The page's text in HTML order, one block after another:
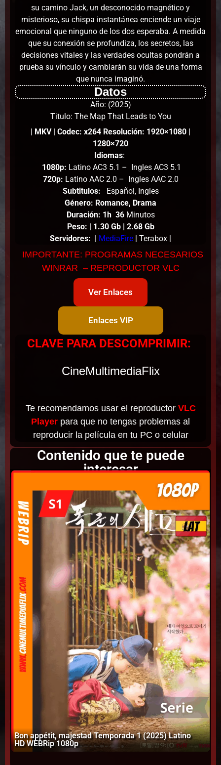
su camino Jack, un desconocido magnético y
misterioso, su chispa instantánea enciende un viaje
emocional que ninguno de los dos esperaba. A medida
que su conexión se profundiza, los secretos, las
decisiones vitales y las verdades ocultas pondrán a
prueba su vínculo y cambiarán su vida de una forma
que nunca imaginó.
Datos
Año: (2025)
Titulo: The Map That Leads to You
| MKV | Codec: x264 Resolución: 1920×1080 |
1280×720
Idiomas:
1080p: Latino AC3 5.1 – Ingles AC3 5.1
720p: Latino AAC 2.0 – Ingles AAC 2.0
Subtitulos: Español, Ingles
Género: Romance, Drama
Duración: 1h 36 Minutos
Peso: | 1.30 Gb | 2.68Gb
Servidores: | MediaFire | Terabox |
IMPORTANTE: PROGRAMAS NECESARIOS
WINRAR – REPRODUCTOR VLC
Ver Enlaces
Enlaces VIP
CLAVE PARA DESCOMPRIMIR:
CineMultimediaFlix
Te recomendamos usar el reproductor VLC
Player para que no tengas problemas al
reproducir la película en tu PC o celular
Contenido que te puede
interesar
Bon appétit, majestad Temporada 1 (2025) Latino
HD WEBRip 1080p